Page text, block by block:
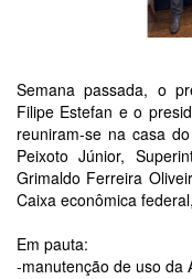
Semana passada, o
Filipe Estefan e o
reuniram-se na casa
Peixoto Júnior,
Grimaldo Ferreira
Caixa econômica
Em pauta:
-manutenção de uso da